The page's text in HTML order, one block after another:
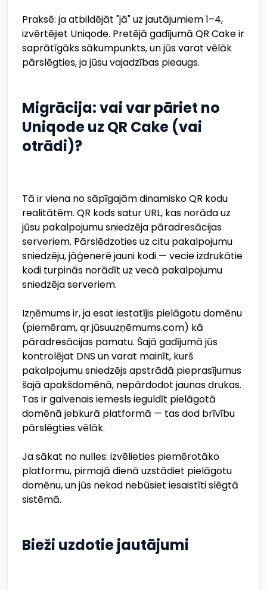
Praksē: ja atbildējāt "jā" uz jautājumiem 1–4,
izvērtējiet Uniqode. Pretējā gadījumā QR Cake ir
saprātīgāks sākumpunkts, un jūs varat vēlāk
pārslēgties, ja jūsu vajadzības pieaugs.
Migrācija: vai var pāriet no
Uniqode uz QR Cake (vai
otrādi)?
Tā ir viena no sāpīgajām dinamisko QR kodu
realitātēm. QR kods satur URL, kas norāda uz
jūsu pakalpojumu sniedzēja pāradresācijas
serveriem. Pārslēdzoties uz citu pakalpojumu
sniedzēju, jāģenerē jauni kodi — vecie izdrukātie
kodi turpinās norādīt uz vecā pakalpojumu
sniedzēja serveriem.
Izņēmums ir, ja esat iestatījis pielāgotu domēnu
(piemēram, qr.jūsuuzņēmums.com) kā
pāradresācijas pamatu. Šajā gadījumā jūs
kontrolējat DNS un varat mainīt, kurš
pakalpojumu sniedzējs apstrādā pieprasījumus
šajā apakšdomēnā, nepārdodot jaunas drukas.
Tas ir galvenais iemesls ieguldīt pielāgotā
domēnā jebkurā platformā — tas dod brīvību
pārslēgties vēlāk.
Ja sākat no nulles: izvēlieties piemērotāko
platformu, pirmajā dienā uzstādiet pielāgotu
domēnu, un jūs nekad nebūsiet iesaistīti slēgtā
sistēmā.
Bieži uzdotie jautājumi